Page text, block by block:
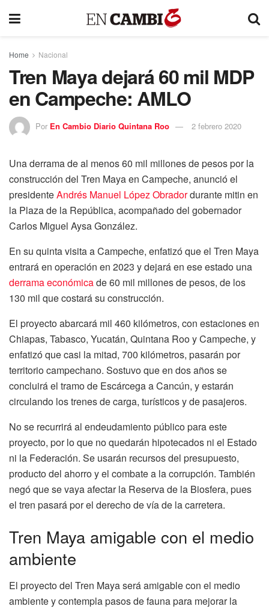
Home Nacional
Tren Maya dejará 60 mil MDP
en Campeche: AMLO
Por En Cambio Diario Quintana Roo 2 febrero 2020
Una derrama de al menos 60 mil millones de pesos por la
construcción del Tren Maya en Campeche, anunció el
presidenteAndrés Manuel López Obradordurante mitin en
la Plaza de la República, acompañado del gobernador
Carlos Miguel Aysa González.
En su quinta visita a Campeche, enfatizó que el Tren Maya
entrará en operación en 2023 y dejará en ese estado una
derrama económicade 60 mil millones de pesos, de los
130 mil que costará su construcción.
El proyecto abarcará mil 460 kilómetros, con estaciones en
Chiapas, Tabasco, Yucatán, Quintana Roo y Campeche, y
enfatizó que casi la mitad, 700 kilómetros, pasarán por
territorio campechano. Sostuvo que en dos años se
concluirá el tramo de Escárcega a Cancún, y estarán
circulando los trenes de carga, turísticos y de pasajeros.
No se recurrirá al endeudamiento público para este
proyecto, por lo que no quedarán hipotecados ni el Estado
ni la Federación. Se usarán recursos del presupuesto,
producto del ahorro y el combate a la corrupción. También
negó que se vaya afectar la Reserva de la Biosfera, pues
el tren pasará por el derecho de vía de la carretera.
Tren Maya amigable con el medio
ambiente
El proyecto del Tren Maya será amigable con el medio
ambiente y contempla pasos de fauna para mejorar la